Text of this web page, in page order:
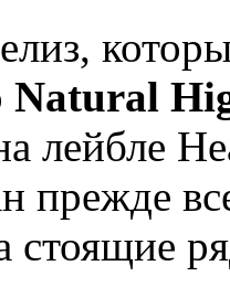
Natural
лейбле
прежде
стоящие